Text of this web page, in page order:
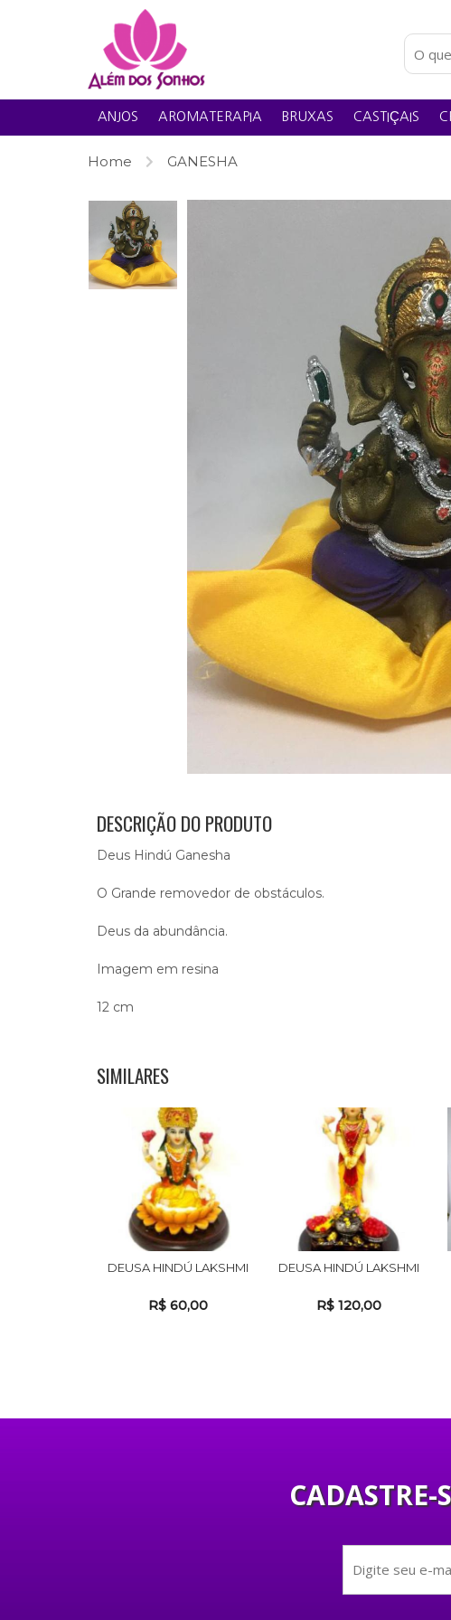
ANJOS AROMATERAPIA BRUXAS CASTIÇAIS
Home GANESHA
DESCRIÇÃO DO PRODUTO
Deus Hindú Ganesha
O Grande removedor de obstáculos.
Deus da abundância.
Imagem em resina
12 cm
SIMILARES
DEUSA HINDÚ LAKSHMI
R$ 60,00
DEUSA HINDÚ LAKSHMI
R$ 120,00
CADASTRE-